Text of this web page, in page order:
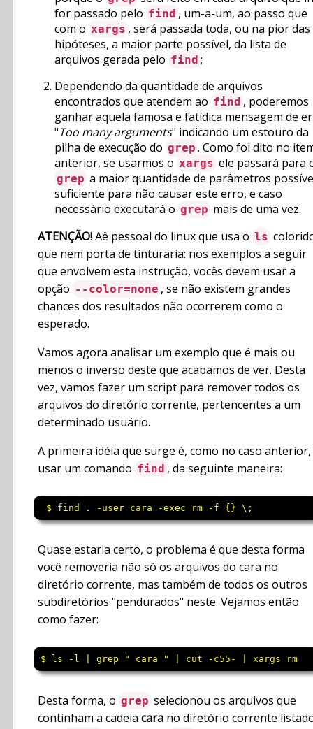
for passado pelo find , um-a-um, ao passo que
com o xargs , será passada toda, ou na pior das
hipóteses, a maior parte possível, da lista de
arquivos gerada pelo find ;
Dependendo da quantidade de arquivos
encontrados que atendem ao find , poderemos
ganhar aquela famosa e fatídica mensagem de
"Too many arguments" indicando um estouro da
pilha de execução do grep . Como foi dito no
anterior, se usarmos o xargs ele passará para
grep a maior quantidade de parâmetros
suficiente para não causar este erro, e caso
necessário executará o grep mais de uma vez.
ATENÇÃO! Aê pessoal do linux que usa o ls
que nem porta de tinturaria: nos exemplos a seguir
que envolvem esta instrução, vocês devem usar a
opção --color=none , se não existem grandes
chances dos resultados não ocorrerem como o
esperado.
Vamos agora analisar um exemplo que é mais ou
menos o inverso deste que acabamos de ver. Desta
vez, vamos fazer um script para remover todos os
arquivos do diretório corrente, pertencentes a um
determinado usuário.
A primeira idéia que surge é, como no caso anterior,
usar um comando find , da seguinte maneira:
$ find . -user cara -exec rm -f {} \;
Quase estaria certo, o problema é que desta forma
você removeria não só os arquivos do cara no
diretório corrente, mas também de todos os outros
subdiretórios "pendurados" neste. Vejamos então
como fazer:
$ ls -l | grep " cara " | cut -c55- | xargs rm
Desta forma, o grep selecionou os arquivos que
continham a cadeia cara no diretório corrente